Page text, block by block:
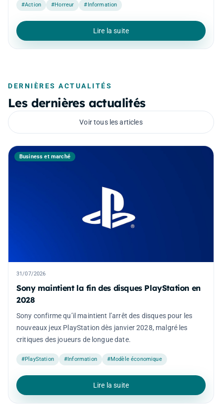
#Action #Horreur #Information
Lire la suite
DERNIÈRES ACTUALITÉS
Les dernières actualités
Voir tous les articles
Business et marché
31/07/2026
Sony maintient la fin des disques PlayStation en
2028
Sony confirme qu’il maintient l’arrêt des disques pour les
nouveaux jeux PlayStation dès janvier 2028, malgré les
critiques des joueurs de longue date.
#PlayStation #Information #Modèle économique
Lire la suite